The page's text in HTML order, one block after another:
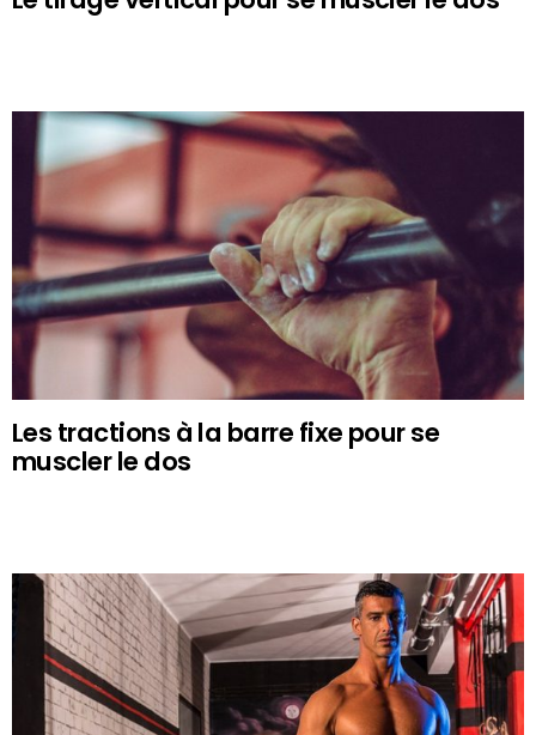
Les tractions à la barre fixe pour se
muscler le dos